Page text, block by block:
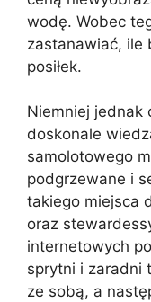
wodę. Wobec
zastanawiać, ile
posiłek.
Niemniej jednak
doskonale
samolotowego
podgrzewane i
takiego miejsca
oraz
internetowych
sprytni i zaradni
ze sobą, a